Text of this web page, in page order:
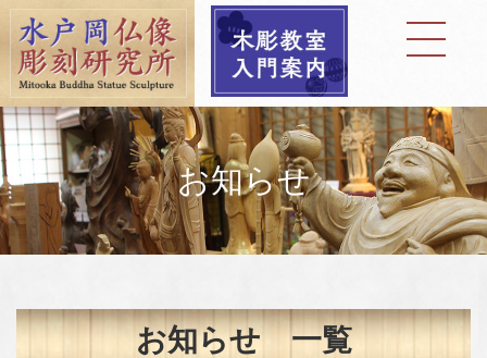
お知らせ
お知らせ 一覧